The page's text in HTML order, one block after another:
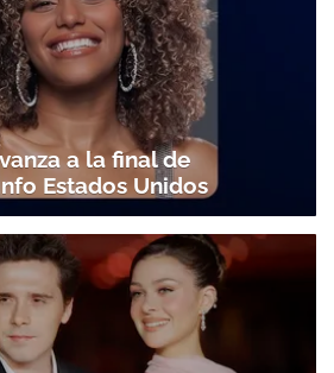
a la final de
Estados Unidos